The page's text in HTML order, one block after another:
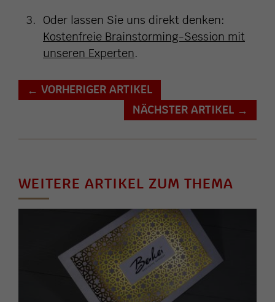
Oder lassen Sie uns direkt denken:
Kostenfreie Brainstorming-Session mit
unseren Experten.
← VORHERIGER ARTIKEL
NÄCHSTER ARTIKEL →
WEITERE ARTIKEL ZUM THEMA